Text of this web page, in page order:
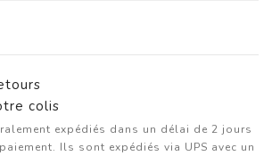
colis
expédiés dans un délai de 2 jours
Ils sont expédiés via UPS avec un